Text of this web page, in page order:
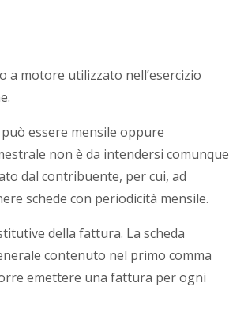
a motore utilizzato nell’esercizio
essere mensile oppure
non è da intendersi comunque
dal contribuente, per cui, ad
schede con periodicità mensile.
della fattura. La scheda
contenuto nel primo comma
emettere una fattura per ogni